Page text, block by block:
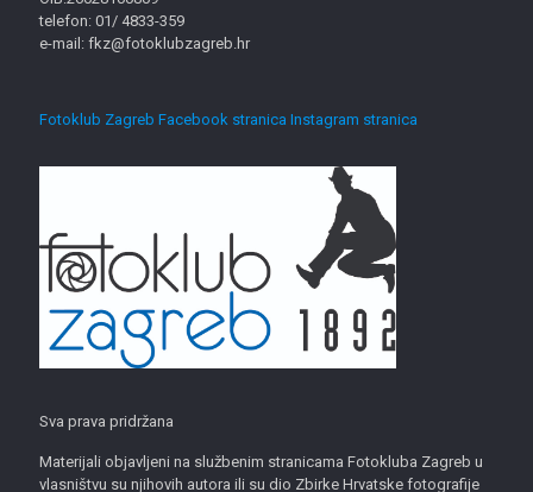
telefon: 01/ 4833-359
e-mail: fkz@fotoklubzagreb.hr
Fotoklub Zagreb Facebook stranica Instagram stranica
Sva prava pridržana
Materijali objavljeni na službenim stranicama Fotokluba Zagreb u
vlasništvu su njihovih autora ili su dio Zbirke Hrvatske fotografije